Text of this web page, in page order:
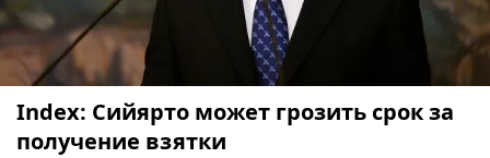
Index: Сийярто может грозить срок за
получение взятки